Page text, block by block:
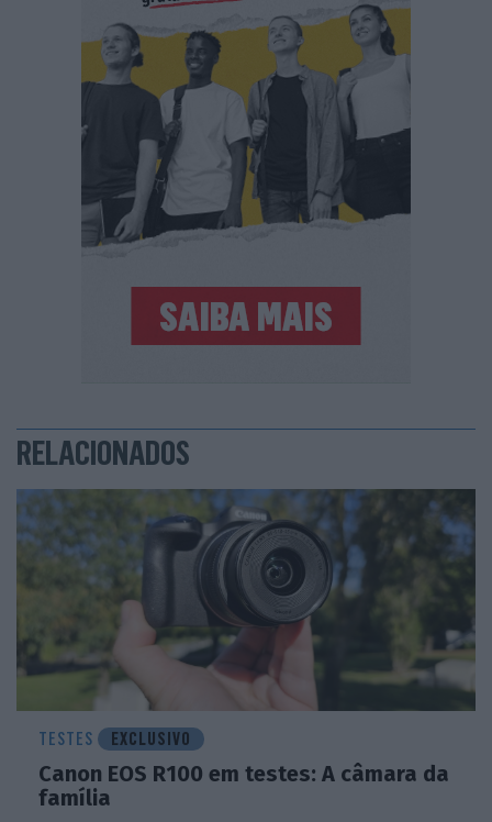
RELACIONADOS
TESTES EXCLUSIVO
Canon EOS R100 em testes: A câmara da
família